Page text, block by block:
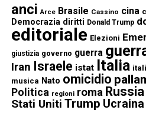
anci Arce Brasile Cassino cina
Democrazia diritti Donald Trump
editoriale Elezioni
giustizia governo guerra
Iran Israele istat Italia
musica Nato omicidio
Politica regioni roma Russia
Stati Uniti Trump Ucraina